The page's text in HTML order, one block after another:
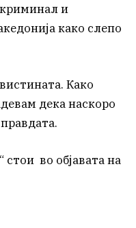
и
како слепо
Како
дека наскоро
стои во објавата на